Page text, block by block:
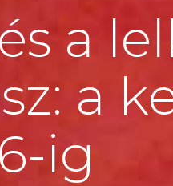
a
a
ig